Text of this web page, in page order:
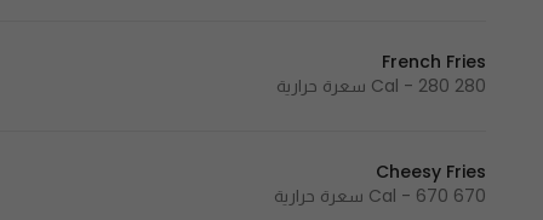
French Fries
280 Cal - 280 سعرة حرارية
Cheesy Fries
670 Cal - 670 سعرة حرارية